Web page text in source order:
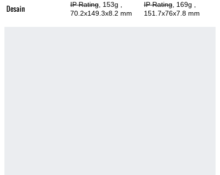
Desain IP Rating, 153g
70.2x149.3x8.2 mm
IP Rating, 169g
151.7x76x7.8 mm